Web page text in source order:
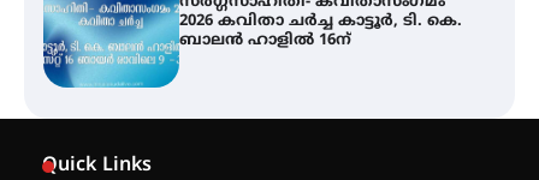
2026 കവിതാ ചർച്ച കാട്ടൂർ, ടി. കെ.
ബാലൻ ഹാളിൽ 16ന്
Quick Links